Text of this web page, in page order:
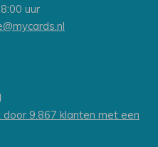
uur
9.867 klanten met een